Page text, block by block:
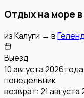
Отдых на море
изКалуги → в
Выезд
10 августа 2026 года
понедельник
возврат: 21 августа